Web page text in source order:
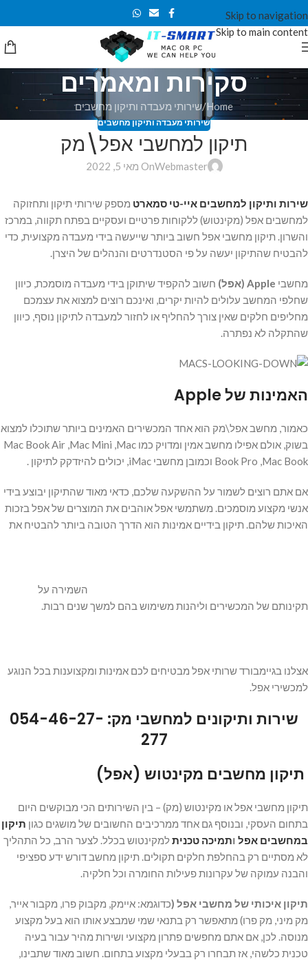
Skip to navigation
Skip to main content
סקירות ומאמרים
Home שירותי מעבדה ותיקון מחשבים
שירותי מעבדה ותיקון מחשבים
תיקון למחשבי אפל\מק
WebmasterOn מאי 5, 2022
שירות ותיקון למחשבים איי-טי סמארט מספק שירותי תיקון ותחזוקה
למחשבים אפל (מקינטוש) ללקוחות פרטיים ועסקיים בפתח תקווה, במרכז
והשרון. תיקון מחשבי אפל חשוב ביותר שייעשה בידי מעבדה מקצועית, כדי
להבטיח שהתיקון יעשה על פי הסטנדרטים והנהלים של היצרן.
מחשבי Apple (אפל)
חשוב להקפיד שיתוקן בידי מעבדה מוסמכת, כיוון
שחלפי המחשב עלולים להיות יקרים, ואינכם רוצים למצוא את עצמכם
מחליפים חלקים שאין צורך להחליף או לחזור למעבדה לתיקון נוסף, כיוון
שהתקלה לא נפתרה.
האמינות שלApple
כאמור, מחשב אפל\מק הוא אחד המכשירים האמינים ביותר שתוכלו למצוא
בשוק, אולם אפילו מחשב אמין ומדויק כמו Mac Book Air ,Mac Mini ,Mac
Book Pro ,Mac Book וכמובן מחשבי iMac, יכולים להיזדקק לתיקון .
אם אתם רוצים לשמור על ההשקעה שלכם, כדאי מאוד שהתיקון יבוצע בידי
אנשי מקצוע מוסמכים. משתמשי אפל אוהבים את המוצרים של אפל בזכות
האיכות שלהם. תיקון בידיים אמינות הוא הדרך הטובה ביותר להבטיח את
השמירה על
תקינותם של המכשירים וליהנות משימוש בהם למשך שנים רבות.
אצלנו בגיימבורד שרותי אפל מבטיחים לכם אמינות ומקצוענות בכל הנוגע
למכשירי אפל.
שירות ותיקונים למחשבי מק: 054-46-27-
277
תיקון מחשבים מקינטוש (אפל)
תיקון מחשבי אפל או מקינטוש (מק) – בין השירותים הכי מבוקשים היום
בתחום העסקי, ובנוסף גם אחד ממרכיבים החשובים של מושגים כגון תיקון
במחשבים אפל ותמיכה טכניתלמקינטוש בכלל. לצער הרב, כל התהליך
לא מסתיים רק בהחלפת חלקים תקולים. תיקון מחשב דורש ידע ספציפי
והבנה עמוקה של עקרונות פעילות החומרה וכל חלקיה.
תיקון איכותי של מחשבי אפל (כדוגמא: איימק, מקבוק פרו, מקבור אייר,
מק מיני, מק פרו) מתאפשר רק בתנאי שמי שמבצע אותו הוא בעל מקצוע
מנוסה. לכן, אם אתם מחפשים פתרון מקצועי ושירות מהיר עבור בעיה
טכנית כלשהי, אז תבחרו רק בבעלי מקצוע בתחום. חשוב מאוד שתבינו,